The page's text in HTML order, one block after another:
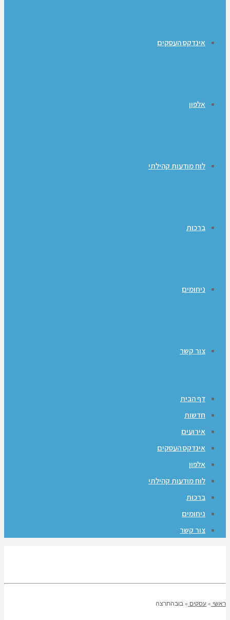
אינדקס העסקים
אלפון
לוח מודעות קהילתי
ברכות
ניחומים
צור קשר
דף הבית
חדשות
אירועים
אינדקס העסקים
אלפון
לוח מודעות קהילתי
ברכות
ניחומים
צור קשר
ראשי » עסקים » בובהתרצה